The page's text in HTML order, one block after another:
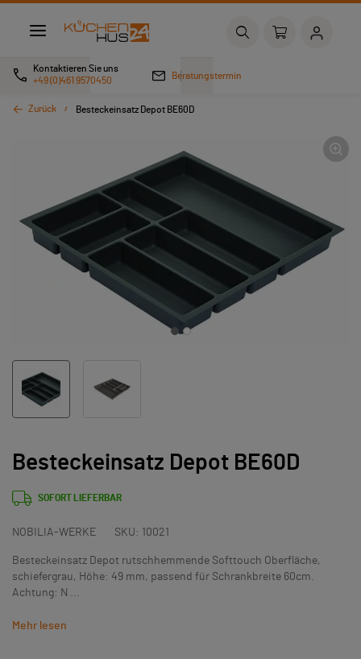
Kontaktieren Sie uns
+49 (0)461 9570450
Beratungstermin
Zurück Besteckeinsatz Depot BE60D
Besteckeinsatz Depot BE60D
SOFORT LIEFERBAR
NOBILIA-WERKE SKU: 10021
Besteckeinsatz Depot rutschhemmende Softtouch Oberfläche,
schiefergrau, Höhe: 49 mm, passend für Schrankbreite 60cm.
Achtung: N ...
Mehr lesen